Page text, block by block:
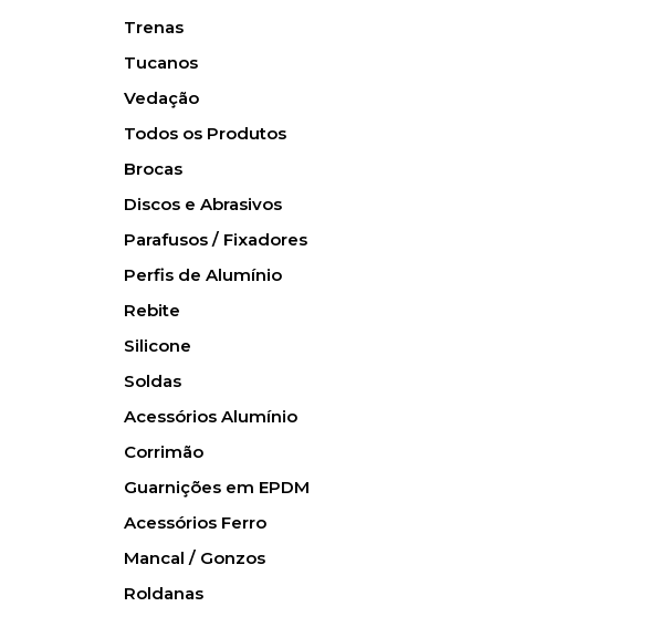
Trenas
Tucanos
Vedação
Todos os Produtos
Brocas
Discos e Abrasivos
Parafusos / Fixadores
Perfis de Alumínio
Rebite
Silicone
Soldas
Acessórios Alumínio
Corrimão
Guarnições em EPDM
Acessórios Ferro
Mancal / Gonzos
Roldanas